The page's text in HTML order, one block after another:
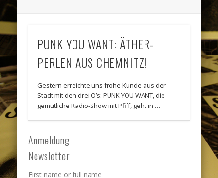
PUNK YOU WANT: ÄTHER-
PERLEN AUS CHEMNITZ!
Gestern erreichte uns frohe Kunde aus der
Stadt mit den drei O’s: PUNK YOU WANT, die
gemütliche Radio-Show mit Pfiff, geht in …
Anmeldung
Newsletter
First name or full name